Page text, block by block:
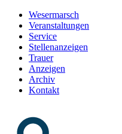
Wesermarsch
Veranstaltungen
Service
Stellenanzeigen
Trauer
Anzeigen
Archiv
Kontakt